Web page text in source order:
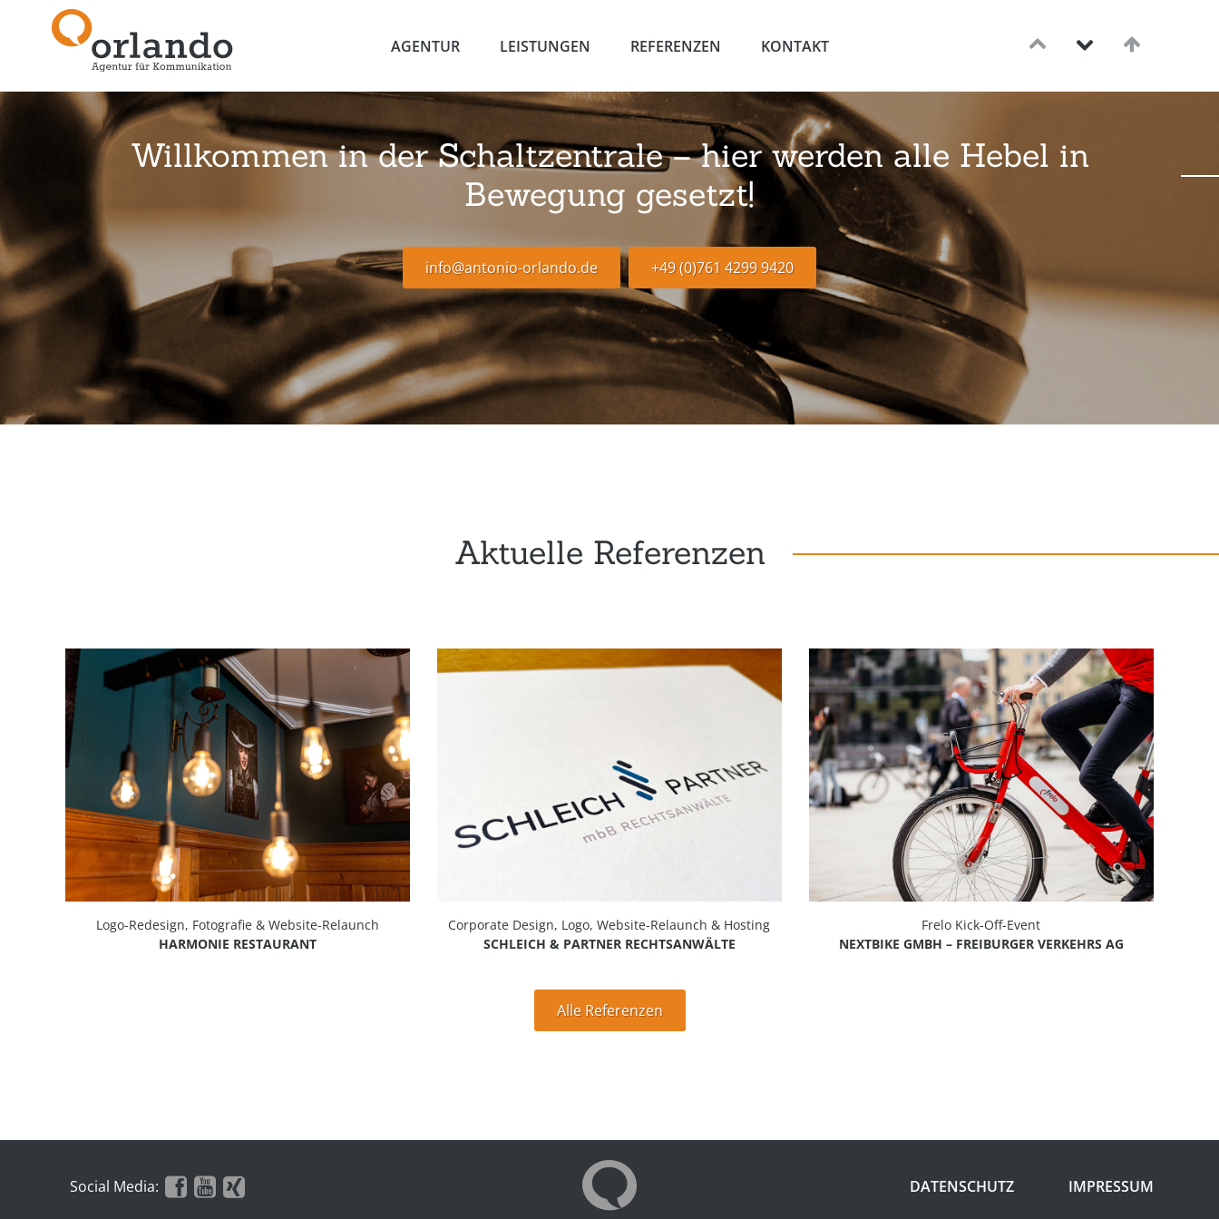
AGENTUR LEISTUNGEN REFERENZEN KONTAKT
Willkommen in der Schaltzentrale – hier werden alle Hebel in
Bewegung gesetzt!
info@antonio-orlando.de +49 (0)761 4299 9420
Aktuelle Referenzen
Logo-Redesign, Fotografie & Website-Relaunch
HARMONIE RESTAURANT
Corporate Design, Logo, Website-Relaunch & Hosting
SCHLEICH & PARTNER RECHTSANWÄLTE
Frelo Kick-Off-Event
NEXTBIKE GMBH – FREIBURGER VERKEHRS AG
Alle Referenzen
Social Media: DATENSCHUTZ IMPRESSUM